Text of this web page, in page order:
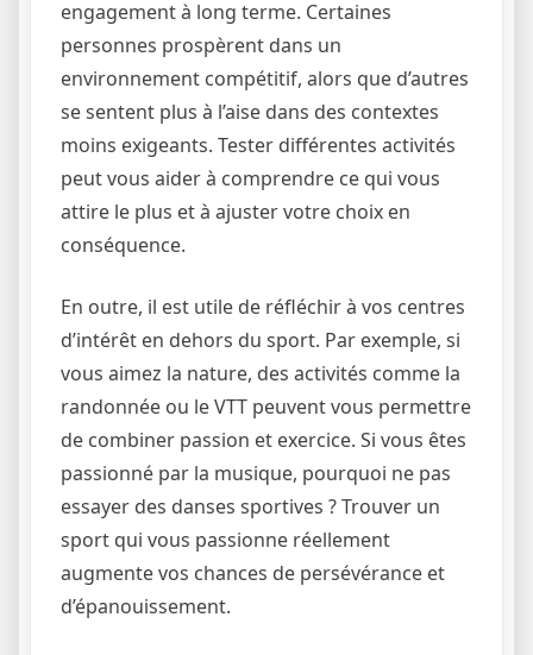
engagement à long terme. Certaines
personnes prospèrent dans un
environnement compétitif, alors que d’autres
se sentent plus à l’aise dans des contextes
moins exigeants. Tester différentes activités
peut vous aider à comprendre ce qui vous
attire le plus et à ajuster votre choix en
conséquence.
En outre, il est utile de réfléchir à vos centres
d’intérêt en dehors du sport. Par exemple, si
vous aimez la nature, des activités comme la
randonnée ou le VTT peuvent vous permettre
de combiner passion et exercice. Si vous êtes
passionné par la musique, pourquoi ne pas
essayer des danses sportives ? Trouver un
sport qui vous passionne réellement
augmente vos chances de persévérance et
d’épanouissement.